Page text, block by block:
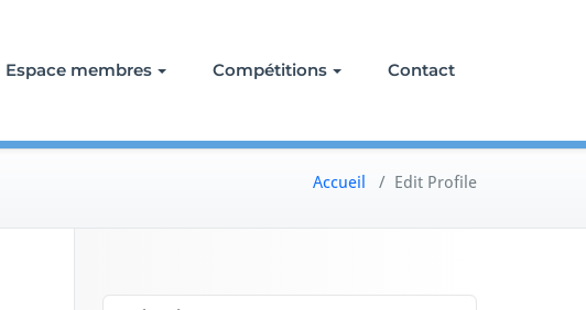
Espace membres Compétitions Contact
Accueil / Edit Profile